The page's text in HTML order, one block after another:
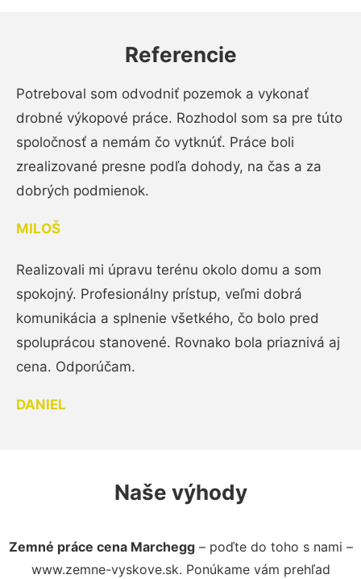
Referencie
Potreboval som odvodniť pozemok a vykonať
drobné výkopové práce. Rozhodol som sa pre túto
spoločnosť a nemám čo vytknúť. Práce boli
zrealizované presne podľa dohody, na čas a za
dobrých podmienok.
MILOŠ
Realizovali mi úpravu terénu okolo domu a som
spokojný. Profesionálny prístup, veľmi dobrá
komunikácia a splnenie všetkého, čo bolo pred
spoluprácou stanovené. Rovnako bola priaznivá aj
cena. Odporúčam.
DANIEL
Naše výhody
Zemné práce cena Marchegg– poďte do toho s nami –
www.zemne-vyskove.sk. Ponúkame vám prehľad